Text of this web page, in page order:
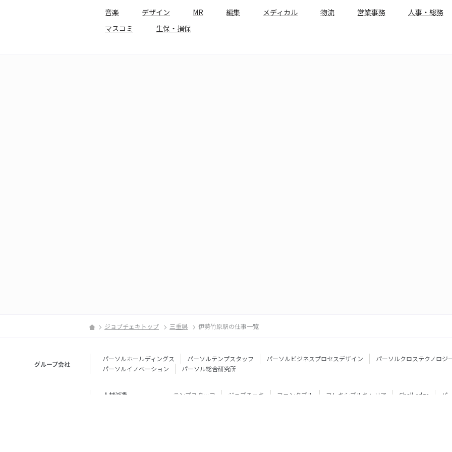
音楽
デザイン MR 編集 メディカル 物流 営業事務 人事・総務
マスコミ
生保・損保
ジョブチェキトップ 三重県 伊勢竹原駅の仕事一覧
グループ会社
パーソルホールディングス パーソルテンプスタッフ パーソルビジネスプロセスデザイン パーソルクロステクノロジ
パーソルイノベーション
パーソル総合研究所
人材派遣 テンプスタッフ ジョブチェキ ファンタブル フレキシブルキャリア Chall-edge
パ